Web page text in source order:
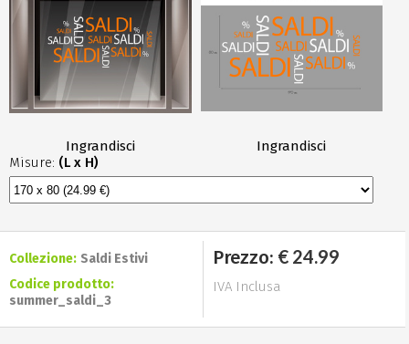
Ingrandisci Ingrandisci
Collezione: Saldi Estivi
Codice prodotto:
summer_saldi_3
Prezzo: € 24.99
IVA Inclusa
Misure: (L x H)